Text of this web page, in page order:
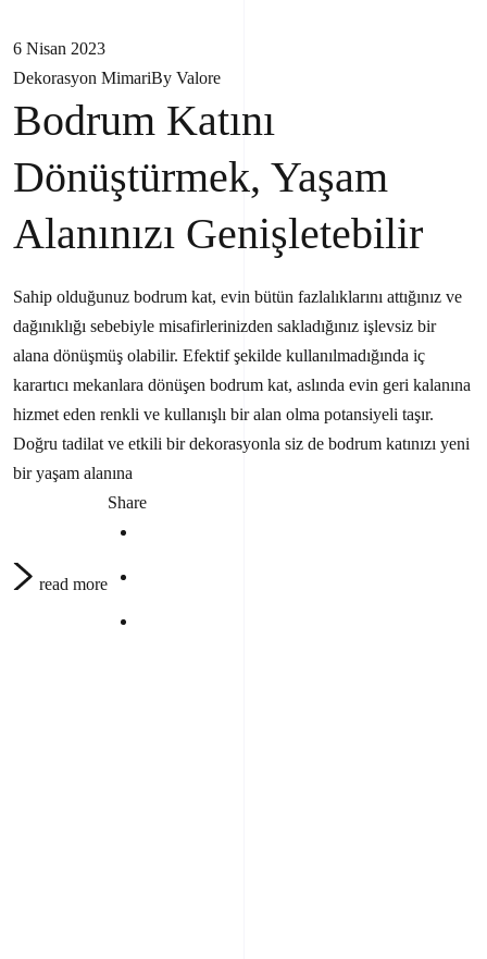
6 Nisan 2023
Dekorasyon MimariBy Valore
Bodrum Katını
Dönüştürmek, Yaşam
Alanınızı Genişletebilir
Sahip olduğunuz bodrum kat, evin bütün fazlalıklarını attığınız ve
dağınıklığı sebebiyle misafirlerinizden sakladığınız işlevsiz bir
alana dönüşmüş olabilir. Efektif şekilde kullanılmadığında iç
karartıcı mekanlara dönüşen bodrum kat, aslında evin geri kalanına
hizmet eden renkli ve kullanışlı bir alan olma potansiyeli taşır.
Doğru tadilat ve etkili bir dekorasyonla siz de bodrum katınızı yeni
bir yaşam alanına
read more
Share